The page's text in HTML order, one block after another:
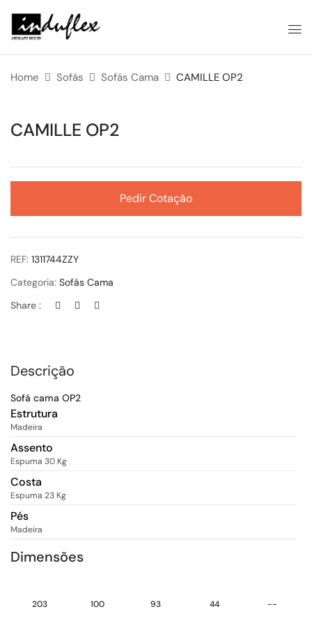
Home Sofás Sofás Cama CAMILLE OP2
CAMILLE OP2
Pedir Cotação
REF: 1311744ZZY
Categoria: Sofás Cama
Share :
Descrição
Sofá cama OP2
Estrutura
Madeira
Assento
Espuma 30 Kg
Costa
Espuma 23 Kg
Pés
Madeira
Dimensões
203 100 93 44 --